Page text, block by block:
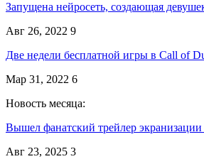
Запущена нейросеть, создающая
Авг 26, 2022 9
Две недели бесплатной игры в Call of
Мар 31, 2022 6
Новость месяца:
Вышел фанатский трейлер экранизации
Авг 23, 2025 3